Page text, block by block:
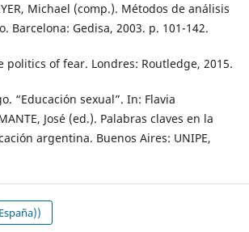
Michael (comp.). Métodos de análisis
Barcelona: Gedisa, 2003. p. 101-142.
politics of fear. Londres: Routledge, 2015.
“Educación sexual”. In: Flavia
José (ed.). Palabras claves en la
argentina. Buenos Aires: UNIPE,